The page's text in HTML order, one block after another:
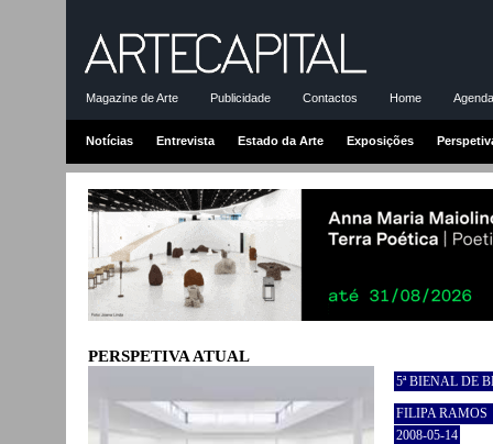
Magazine de Arte Publicidade Contactos Home
Notícias Entrevista Estado da Arte Exposições
PERSPETIVA ATUAL
5ª BIENAL DE
FILIPA RAMOS
2008-05-14